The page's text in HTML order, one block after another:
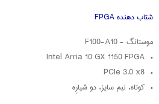
شتاب‌ دهنده FPGA
موستانگ - F100-A10
• Intel Arria 10 GX 1150 FPGA
• PCIe 3.0 x8
• کوتاه، نیم سایز، دو شیارِه